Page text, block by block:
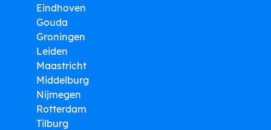
Eindhoven
Gouda
Groningen
Leiden
Maastricht
Middelburg
Nijmegen
Rotterdam
Tilburg